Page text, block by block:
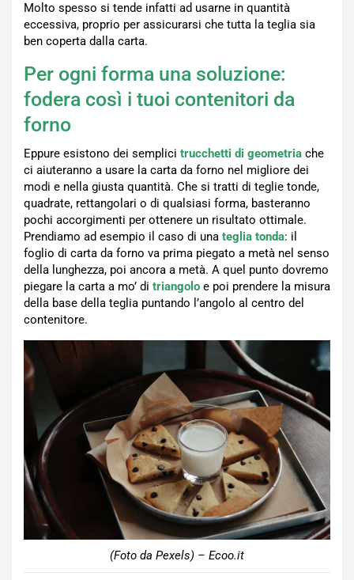
Molto spesso si tende infatti ad usarne in quantità
eccessiva, proprio per assicurarsi che tutta la teglia sia
ben coperta dalla carta.
Per ogni forma una soluzione:
fodera così i tuoi contenitori da
forno
Eppure esistono dei semplici trucchetti di geometria che
ci aiuteranno a usare la carta da forno nel migliore dei
modi e nella giusta quantità. Che si tratti di teglie tonde,
quadrate, rettangolari o di qualsiasi forma, basteranno
pochi accorgimenti per ottenere un risultato ottimale.
Prendiamo ad esempio il caso di una teglia tonda: il
foglio di carta da forno va prima piegato a metà nel senso
della lunghezza, poi ancora a metà. A quel punto dovremo
piegare la carta a mo’ di triangolo e poi prendere la misura
della base della teglia puntando l’angolo al centro del
contenitore.
(Foto da Pexels) – Ecoo.it